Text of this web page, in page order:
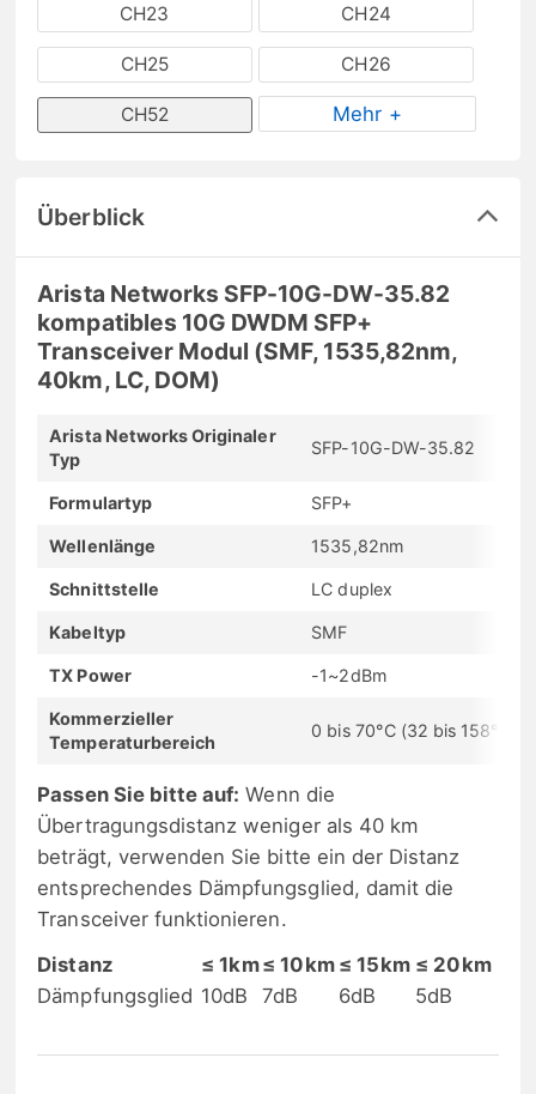
CH23 CH24
CH25 CH26
CH52 Mehr +
Überblick
Arista Networks SFP-10G-DW-35.82
kompatibles 10G DWDM SFP+
Transceiver Modul (SMF, 1535,82nm,
40km, LC, DOM)
Arista Networks Originaler
Typ
SFP-10G-DW-35.82
Formulartyp SFP+
Wellenlänge 1535,82nm
Schnittstelle LC duplex
Kabeltyp SMF
TX Power -1~2dBm
Kommerzieller
Temperaturbereich
0 bis 70°C (32 bis 158°F)
Passen Sie bitte auf: Wenn die
Übertragungsdistanz weniger als 40 km
beträgt, verwenden Sie bitte ein der Distanz
entsprechendes Dämpfungsglied, damit die
Transceiver funktionieren.
Distanz
≤ 1km≤ 10km ≤ 15km ≤ 20km
Dämpfungsglied 10dB 7dB 6dB 5dB